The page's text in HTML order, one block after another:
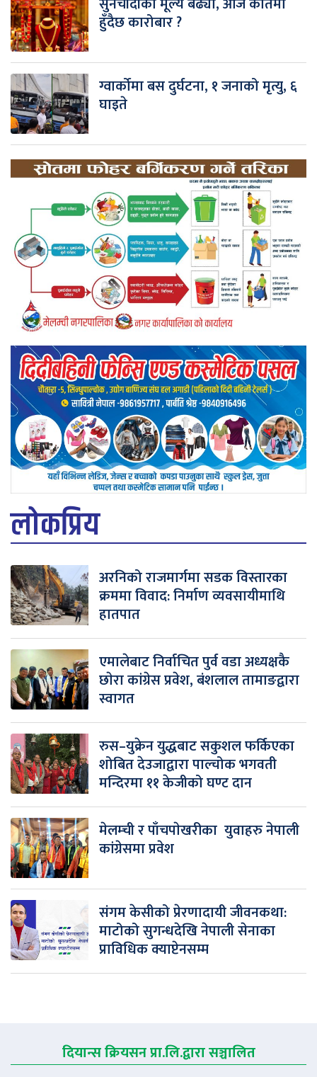
हुँदैछ कारोबार ?
ग्वार्कोमा बस दुर्घटना, १ जनाको मृत्यु, ६
घाइते
लोकप्रिय
अरनिको राजमार्गमा सडक विस्तारका
क्रममा विवाद: निर्माण व्यवसायीमाथि
हातपात
एमालेबाट निर्वाचित पुर्व वडा अध्यक्षकै
छाेरा कांग्रेस प्रवेश, बंशलाल तामाङद्वारा
स्वागत
रुस–युक्रेन युद्धबाट सकुशल फर्किएका
शोबित देउजाद्वारा पाल्चोक भगवती
मन्दिरमा ११ केजीको घण्ट दान
मेलम्ची र पाँचपाेखरीका युवाहरु नेपाली
कांग्रेसमा प्रवेश
संगम केसीको प्रेरणादायी जीवनकथा:
माटोको सुगन्धदेखि नेपाली सेनाका
प्राविधिक क्याप्टेनसम्म
दियान्स क्रियसन प्रा.लि.द्वारा सञ्चालित